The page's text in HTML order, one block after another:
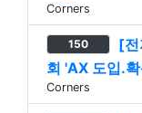
Corners
150
[전
회 'AX 도입.
Corners